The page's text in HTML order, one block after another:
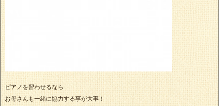
ピアノを習わせるなら
お母さんも一緒に協力する事が大事！